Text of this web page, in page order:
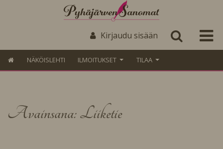
Kirjaudu sisään
NÄKÖISLEHTI ILMOITUKSET TILAA
Avainsana: Liiketie